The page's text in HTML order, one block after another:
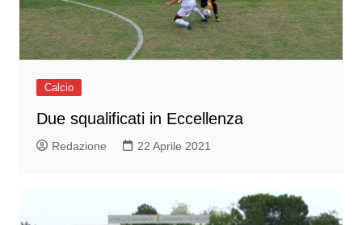
Calcio
Due squalificati in Eccellenza
Redazione 22 Aprile 2021